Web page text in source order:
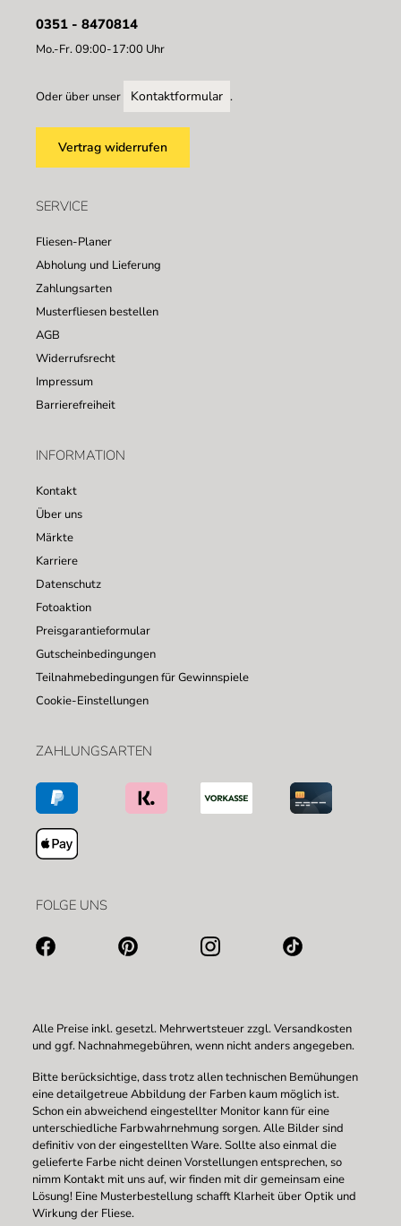
0351 - 8470814
Mo.-Fr. 09:00-17:00 Uhr
Oder über unser Kontaktformular .
Vertrag widerrufen
SERVICE
Fliesen-Planer
Abholung und Lieferung
Zahlungsarten
Musterfliesen bestellen
AGB
Widerrufsrecht
Impressum
Barrierefreiheit
INFORMATION
Kontakt
Über uns
Märkte
Karriere
Datenschutz
Fotoaktion
Preisgarantieformular
Gutscheinbedingungen
Teilnahmebedingungen für Gewinnspiele
Cookie-Einstellungen
ZAHLUNGSARTEN
FOLGE UNS
Alle Preise inkl. gesetzl. Mehrwertsteuer zzgl.Versandkosten
und ggf. Nachnahmegebühren, wenn nicht anders angegeben.
Bitte berücksichtige, dass trotz allen technischen Bemühungen
eine detailgetreue Abbildung der Farben kaum möglich ist.
Schon ein abweichend eingestellter Monitor kann für eine
unterschiedliche Farbwahrnehmung sorgen. Alle Bilder sind
definitiv von der eingestellten Ware. Sollte also einmal die
gelieferte Farbe nicht deinen Vorstellungen entsprechen, so
nimm Kontakt mit uns auf, wir finden mit dir gemeinsam eine
Lösung! Eine Musterbestellung schafft Klarheit über Optik und
Wirkung der Fliese.